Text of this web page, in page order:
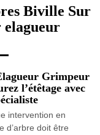
Biville Sur
Grimpeur
l’étêtage avec
intervention en
d’arbre doit être